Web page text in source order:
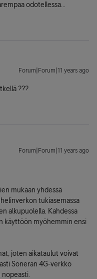
odotellessa...
Forum|Forum|11 years ago
???
Forum|Forum|11 years ago
mukaan yhdessä
tukiasemassa
alkupuolella. Kahdessa
käyttöön myöhemmin ensi
joten aikataulut voivat
Soneran 4G-verkko